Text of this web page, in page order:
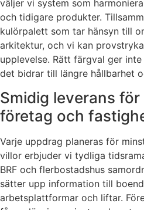
väljer vi system som
och tidigare produkter.
kulörpalett som tar hänsyn till
arkitektur, och vi kan
upplevelse. Rätt färgval ger
det bidrar till längre hållbarhet
Smidig leverans för
företag och
Varje uppdrag planeras för
villor erbjuder vi tydliga
BRF och flerbostadshus
sätter upp information till
arbetsplattformar och liftar.